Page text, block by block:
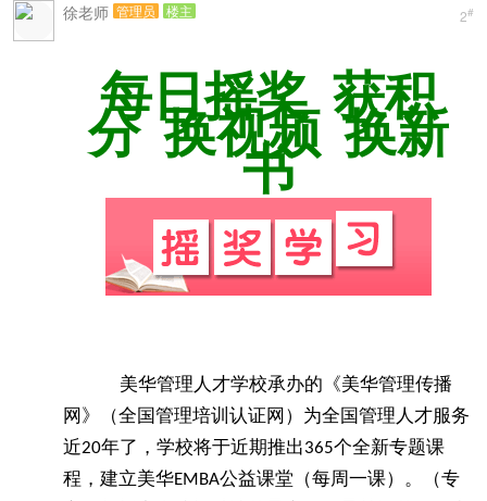
2#
徐老师 管理员 楼主
每日摇奖 获积
分 换视频 换新
书
美华管理人才学校承办的《美华管理传播
网》（全国管理培训认证网）为全国管理人才服务
近20年了，学校将于近期推出365个全新专题课
程，建立美华EMBA公益课堂（每周一课）。（专